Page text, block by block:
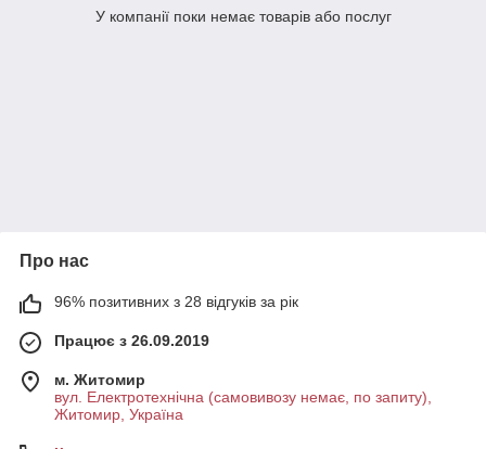
У компанії поки немає товарів або послуг
Про нас
96% позитивних з 28 відгуків за рік
Працює з 26.09.2019
м. Житомир
вул. Електротехнічна (самовивозу немає, по запиту),
Житомир, Україна